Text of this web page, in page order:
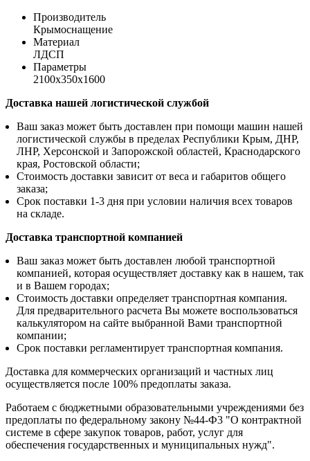
Производитель
Крымоснащение
Материал
ЛДСП
Параметры
2100х350х1600
Доставка нашей логистической службой
Ваш заказ может быть доставлен при помощи машин нашей
логистической службы в пределах Республики Крым, ДНР,
ЛНР, Херсонской и Запорожской областей, Краснодарского
края, Ростовской области;
Стоимость доставки зависит от веса и габаритов общего
заказа;
Срок поставки 1-3 дня при условии наличия всех товаров
на складе.
Доставка транспортной компанией
Ваш заказ может быть доставлен любой транспортной
компанией, которая осуществляет доставку как в нашем, так
и в Вашем городах;
Стоимость доставки определяет транспортная компания.
Для предварительного расчета Вы можете воспользоваться
калькулятором на сайте выбранной Вами транспортной
компании;
Срок поставки регламентирует транспортная компания.
Доставка для коммерческих организаций и частных лиц
осуществляется после 100% предоплаты заказа.
Работаем с бюджетными образовательными учреждениями без
предоплаты по федеральному закону №44-Ф3 "О контрактной
системе в сфере закупок товаров, работ, услуг для
обеспечения государственных и муниципальных нужд".